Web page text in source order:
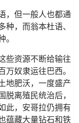
，但一般人也都通
，而翁本杜语、
些资源不断给输往
奴隶运往巴西。
地肥沃，一度盛产
离殖民统治后，
此，安哥拉仍拥有
蕴藏大量钻石和铁